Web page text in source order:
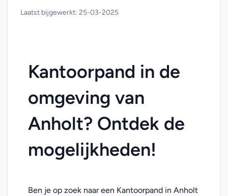
Laatst bijgewerkt: 25-03-2025
Kantoorpand in de
omgeving van
Anholt? Ontdek de
mogelijkheden!
Ben je op zoek naar een Kantoorpand in Anholt